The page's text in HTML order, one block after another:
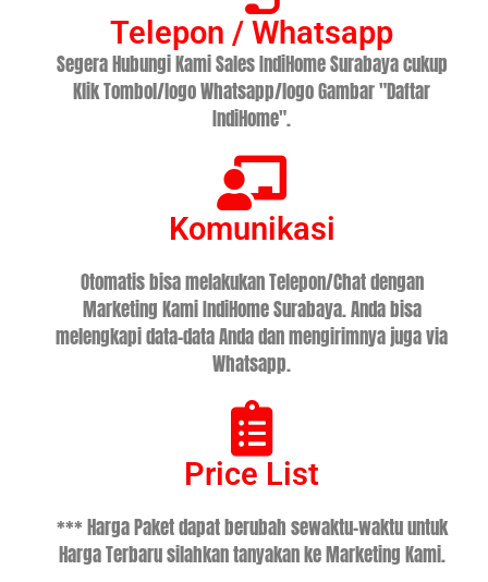
Telepon / Whatsapp
Segera Hubungi Kami Sales IndiHome Surabaya cukup
Klik Tombol/logo Whatsapp/logo Gambar "Daftar
IndiHome".
Komunikasi
Otomatis bisa melakukan Telepon/Chat dengan
Marketing Kami IndiHome Surabaya. Anda bisa
melengkapi data-data Anda dan mengirimnya juga via
Whatsapp.
Price List
*** Harga Paket dapat berubah sewaktu-waktu untuk
Harga Terbaru silahkan tanyakan ke Marketing Kami.